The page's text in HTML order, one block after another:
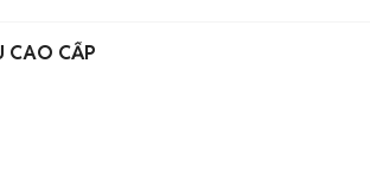
CAO CẤP